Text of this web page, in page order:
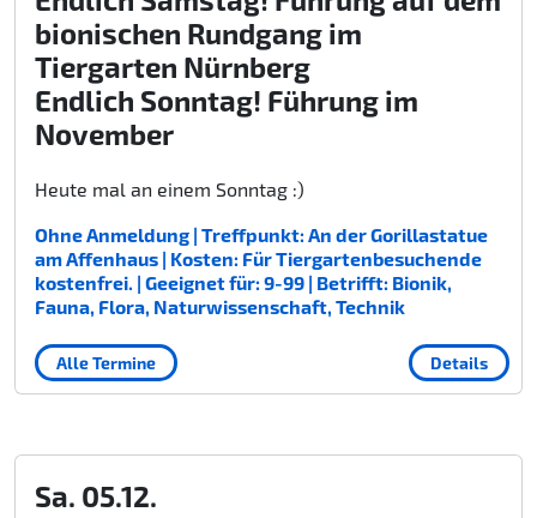
bionischen Rundgang im
Tiergarten Nürnberg
Endlich Sonntag! Führung im
November
Heute mal an einem Sonntag :)
Ohne Anmeldung | Treffpunkt: An der Gorillastatue
am Affenhaus | Kosten: Für Tiergartenbesuchende
kostenfrei. | Geeignet für: 9-99 | Betrifft: Bionik,
Fauna, Flora, Naturwissenschaft, Technik
Details
Alle Termine
Sa. 05.12.